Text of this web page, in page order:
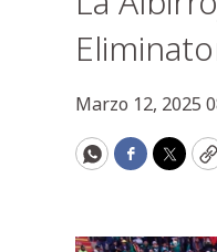
Marzo 12, 2025
WhatsApp